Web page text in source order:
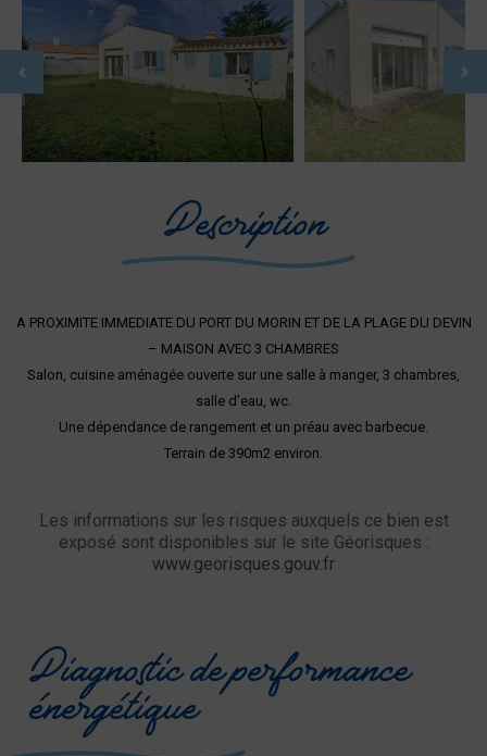
Description
A PROXIMITE IMMEDIATE DU PORT DU MORIN ET DE LA PLAGE DU DEVIN
– MAISON AVEC 3 CHAMBRES
Salon, cuisine aménagée ouverte sur une salle à manger, 3 chambres,
salle d’eau, wc.
Une dépendance de rangement et un préau avec barbecue.
Terrain de 390m2 environ.
Les informations sur les risques auxquels ce bien est
exposé sont disponibles sur le site Géorisques :
www.georisques.gouv.fr
Diagnostic de performance
énergétique